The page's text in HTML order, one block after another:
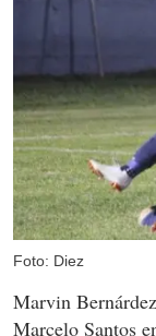
Foto: Diez
Marvin
Marcelo Santos